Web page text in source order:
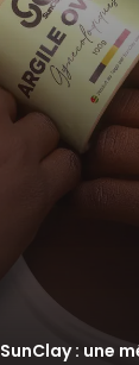
: une